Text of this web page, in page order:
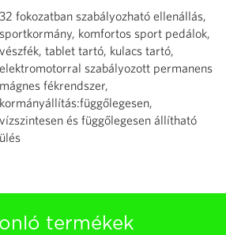
32 fokozatban szabályozható ellenállás,
sportkormány, komfortos sport pedálok,
vészfék, tablet tartó, kulacs tartó,
elektromotorral szabályozott permanens
mágnes fékrendszer,
kormányállítás:függőlegesen,
vízszintesen és függőlegesen állítható
ülés
termékek